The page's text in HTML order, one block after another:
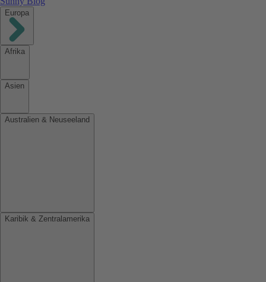
Europa
Afrika
Asien
Australien & Neuseeland
Karibik & Zentralamerika